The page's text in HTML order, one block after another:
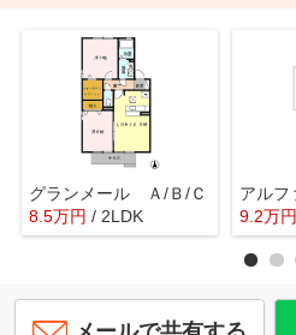
グランメール Ａ/Ｂ/Ｃ
8.5万円 / 2LDK
9.2万円